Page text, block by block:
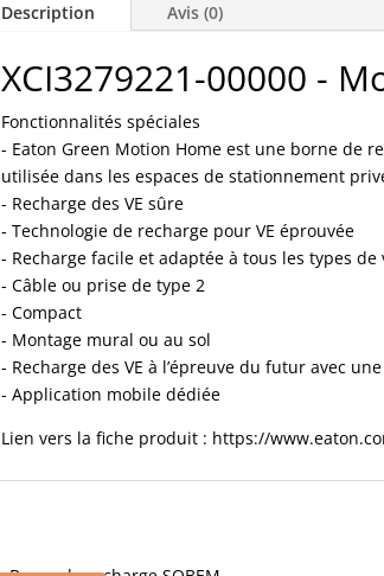
Description Avis (0)
XCI3279221-00000 -
Fonctionnalités spéciales
- Eaton Green Motion Home est une borne de
utilisée dans les espaces de stationnement
- Recharge des VE sûre
- Technologie de recharge pour VE éprouvée
- Recharge facile et adaptée à tous les types
- Câble ou prise de type 2
- Compact
- Montage mural ou au sol
- Recharge des VE à l’épreuve du futur avec
- Application mobile dédiée
Lien vers la fiche produit : https://